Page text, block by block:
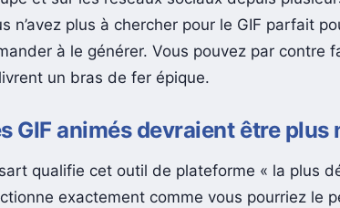
n’avez plus à chercher pour le GIF parfait
à le générer. Vous pouvez par contre
un bras de fer épique.
GIF animés devraient être
qualifie cet outil de plateforme « la plus
exactement comme vous pourriez le